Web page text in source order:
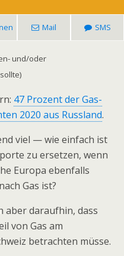
Mail SMS
und/oder
47 Prozent der Gas-
2020 aus Russland.
viel — wie einfach ist
zu ersetzen, wenn
Europa ebenfalls
Gas ist?
aber daraufhin, dass
von Gas am
betrachten müsse.